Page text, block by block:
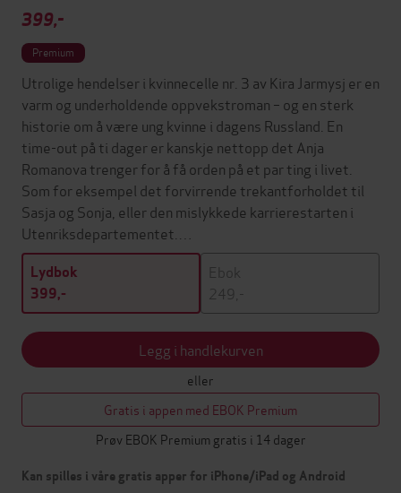
399,-
Premium
Utrolige hendelser i kvinnecelle nr. 3 av Kira Jarmysj er en
varm og underholdende oppvekstroman – og en sterk
historie om å være ung kvinne i dagens Russland. En
time-out på ti dager er kanskje nettopp det Anja
Romanova trenger for å få orden på et par ting i livet.
Som for eksempel det forvirrende trekantforholdet til
Sasja og Sonja, eller den mislykkede karrierestarten i
Utenriksdepartementet.…
Lydbok
399,-
Ebok
249,-
Legg i handlekurven
eller
Gratis i appen med EBOK Premium
Prøv EBOK Premium gratis i 14 dager
Kan spilles i våre gratis apper for iPhone/iPad og Android